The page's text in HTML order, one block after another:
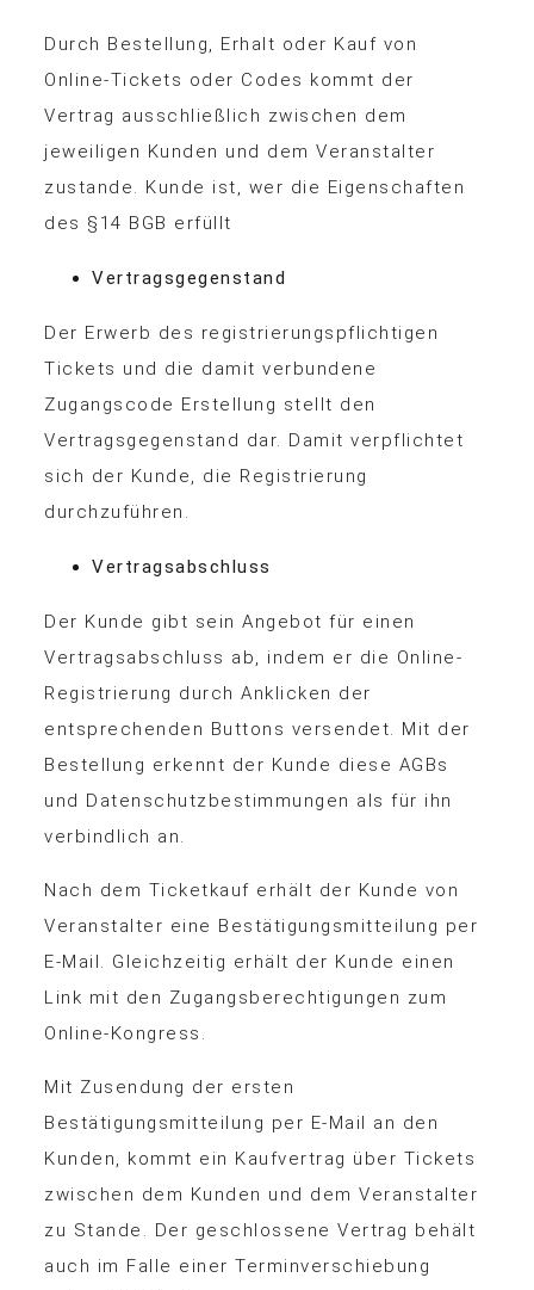
Durch Bestellung, Erhalt oder Kauf von
Online-Tickets oder Codes kommt der
Vertrag ausschließlich zwischen dem
jeweiligen Kunden und dem Veranstalter
zustande. Kunde ist, wer die Eigenschaften
des §14 BGB erfüllt
Vertragsgegenstand
Der Erwerb des registrierungspflichtigen
Tickets und die damit verbundene
Zugangscode Erstellung stellt den
Vertragsgegenstand dar. Damit verpflichtet
sich der Kunde, die Registrierung
durchzuführen.
Vertragsabschluss
Der Kunde gibt sein Angebot für einen
Vertragsabschluss ab, indem er die Online-
Registrierung durch Anklicken der
entsprechenden Buttons versendet. Mit der
Bestellung erkennt der Kunde diese AGBs
und Datenschutzbestimmungen als für ihn
verbindlich an.
Nach dem Ticketkauf erhält der Kunde von
Veranstalter eine Bestätigungsmitteilung per
E-Mail. Gleichzeitig erhält der Kunde einen
Link mit den Zugangsberechtigungen zum
Online-Kongress.
Mit Zusendung der ersten
Bestätigungsmitteilung per E-Mail an den
Kunden, kommt ein Kaufvertrag über Tickets
zwischen dem Kunden und dem Veranstalter
zu Stande. Der geschlossene Vertrag behält
auch im Falle einer Terminverschiebung